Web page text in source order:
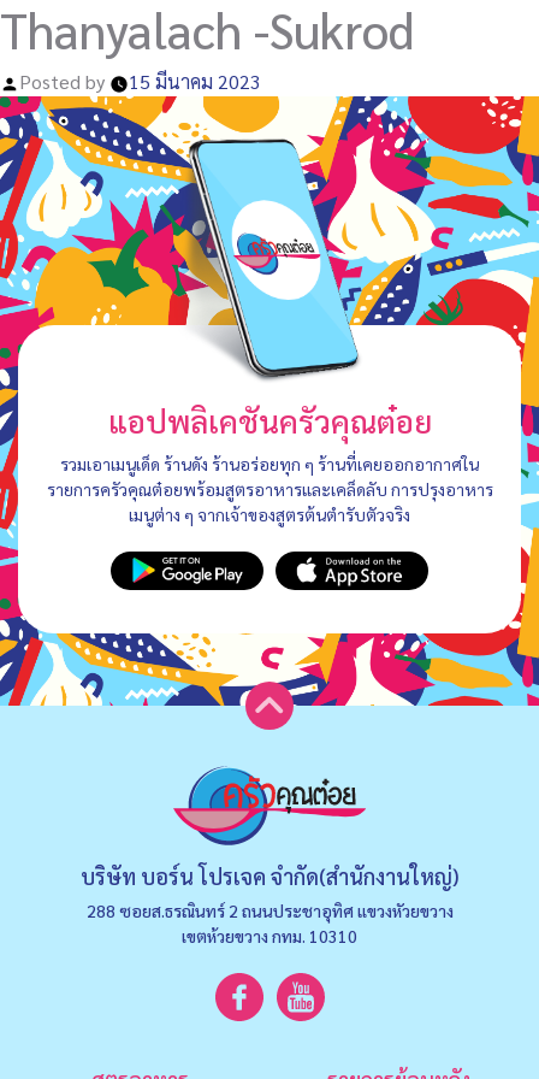
Thanyalach -Sukrod
Posted by 15 มีนาคม 2023
แอปพลิเคชันครัวคุณต๋อย
รวมเอาเมนูเด็ด ร้านดัง ร้านอร่อยทุก ๆ ร้านที่เคยออกอากาศใน
รายการครัวคุณต๋อยพร้อมสูตรอาหารและเคล็ดลับ การปรุงอาหาร
เมนูต่าง ๆ จากเจ้าของสูตรต้นตำรับตัวจริง
บริษัท บอร์น โปรเจค จำกัด(สำนักงานใหญ่)
288 ซอยส.ธรณินทร์ 2 ถนนประชาอุทิศ แขวงหัวยขวาง
เขตห้วยขวาง กทม. 10310